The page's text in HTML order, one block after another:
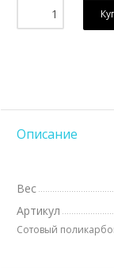
Описание
Вес
Артикул
Сотовый